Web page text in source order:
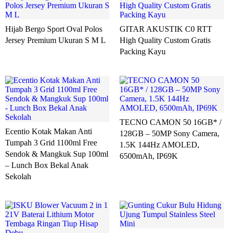
Hijab Bergo Sport Oval Polos
Jersey Premium Ukuran S M L
GITAR AKUSTIK C0 RTT
High Quality Custom Gratis
Packing Kayu
Ecentio Kotak Makan Anti
Tumpah 3 Grid 1100ml Free
Sendok & Mangkuk Sup 100ml
– Lunch Box Bekal Anak
Sekolah
TECNO CAMON 50 16GB* /
128GB – 50MP Sony Camera,
1.5K 144Hz AMOLED,
6500mAh, IP69K